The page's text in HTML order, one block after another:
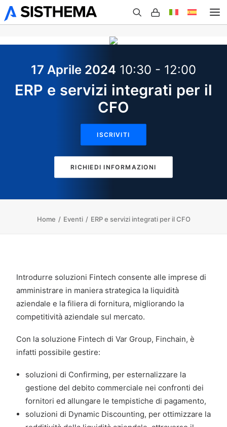
17 Aprile 2024 10:30 - 12:00
ERP e servizi integrati per il
CFO
ISCRIVITI
RICHIEDI INFORMAZIONI
Home Eventi ERP e servizi integrati per il CFO
Introdurre soluzioni Fintech consente alle imprese di
amministrare in maniera strategica la liquidità
aziendale e la filiera di fornitura, migliorando la
competitività aziendale sul mercato.
Con la soluzione Fintech di Var Group, Finchain, è
infatti possibile gestire:
soluzioni di Confirming, per esternalizzare la
gestione del debito commerciale nei confronti dei
fornitori ed allungare le tempistiche di pagamento,
soluzioni di Dynamic Discounting, per ottimizzare la